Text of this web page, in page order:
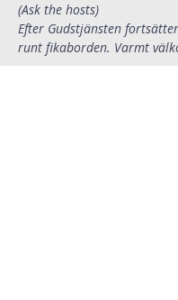
(Ask the hosts)
Efter Gudstjänsten
runt fikaborden. Varmt